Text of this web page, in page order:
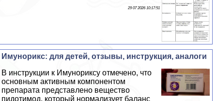
29 07 2026 10:17:51
Имунорикс: для детей, отзывы, инструкция, аналоги
В инструкции к Имунориксу отмечено, что
основным активным компонентом
препарата представлено вещество
пидотимод, который нормализует баланс